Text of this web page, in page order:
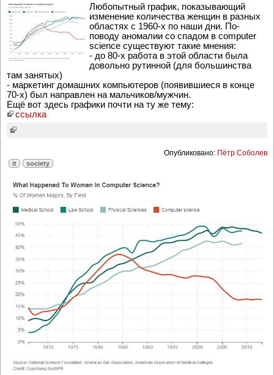
Любопытный график, показывающий
изменение количества женщин в разных
областях с 1960-х по наши дни. По-
поводу аномалии со спадом в computer
science существуют такие мнения:
- до 80-х работа в этой области была
довольно рутинной (для большинства
там занятых)
- маркетинг домашних компьютеров (появившиеся в конце
70-х) был направлен на мальчиков/мужчин.
Ещё вот здесь графики почти на ту же тему:
ссылка
Опубликовано: Пётр Соболев
it society